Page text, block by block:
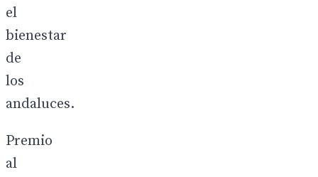
el
bienestar
de
los
andaluces.
Premio
al